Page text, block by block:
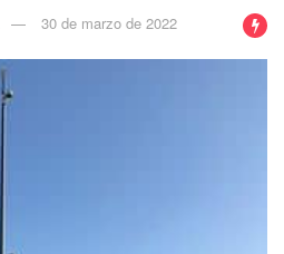
30 de marzo de 2022